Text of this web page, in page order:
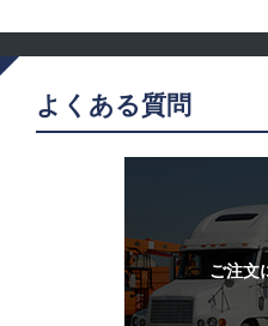
よくある質問